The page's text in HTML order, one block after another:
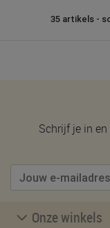
35 artikels -
Schrijf je in
Onze winkels